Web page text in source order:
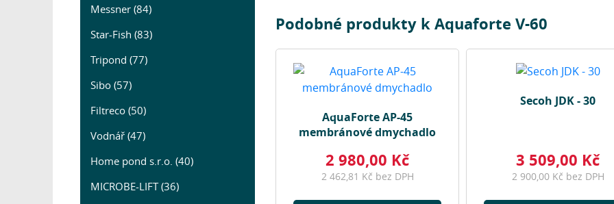
Messner (84)
Star-Fish (83)
Tripond (77)
Sibo (57)
Filtreco (50)
Vodnář (47)
Home pond s.r.o. (40)
MICROBE-LIFT (36)
Podobné produkty k Aquaforte V-60
AquaForte AP-45
membránové dmychadlo
2 980,00 Kč
2 462,81 Kč bez DPH
Secoh JDK - 30
3 509,00 Kč
2 900,00 Kč bez DPH